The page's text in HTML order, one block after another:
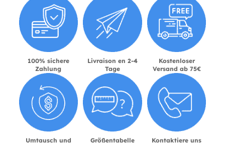
100% sichere
Zahlung
Livraison en 2-4
Tage
Kostenloser
Versand ab 75€
Umtausch und
Größentabelle Kontaktiere uns